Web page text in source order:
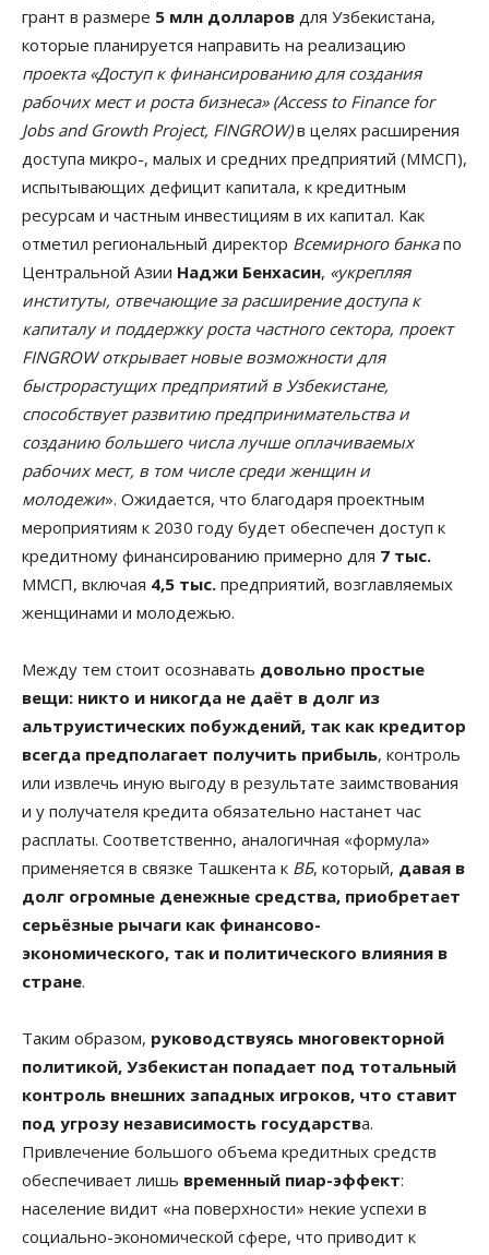
грант в размере 5 млн долларов для Узбекистана,
которые планируется направить на реализацию
проекта «Доступ к финансированию для создания
рабочих мест и роста бизнеса» (Access to Finance for
Jobs and Growth Project, FINGROW)в целях расширения
доступа микро-, малых и средних предприятий (ММСП),
испытывающих дефицит капитала, к кредитным
ресурсам и частным инвестициям в их капитал. Как
отметил региональный директор Всемирного банкапо
Центральной Азии Наджи Бенхасин, «укрепляя
институты, отвечающие за расширение доступа к
капиталу и поддержку роста частного сектора, проект
FINGROW открывает новые возможности для
быстрорастущих предприятий в Узбекистане,
способствует развитию предпринимательства и
созданию большего числа лучше оплачиваемых
рабочих мест, в том числе среди женщин и
молодежи». Ожидается, что благодаря проектным
мероприятиям к 2030 году будет обеспечен доступ к
кредитному финансированию примерно для 7 тыс.
ММСП, включая 4,5 тыс. предприятий, возглавляемых
женщинами и молодежью.
Между тем стоит осознавать довольно простые
вещи: никто и никогда не даёт в долг из
альтруистических побуждений, так как кредитор
всегда предполагает получить прибыль, контроль
или извлечь иную выгоду в результате заимствования
и у получателя кредита обязательно настанет час
расплаты. Соответственно, аналогичная «формула»
применяется в связке Ташкента к ВБ, который, давая в
долг огромные денежные средства, приобретает
серьёзные рычаги как финансово-
экономического, так и политического влияния в
стране.
Таким образом, руководствуясь многовекторной
политикой, Узбекистан попадает под тотальный
контроль внешних западных игроков, что ставит
под угрозу независимость государства.
Привлечение большого объема кредитных средств
обеспечивает лишь временный пиар-эффект:
население видит «на поверхности» некие успехи в
социально-экономической сфере, что приводит к